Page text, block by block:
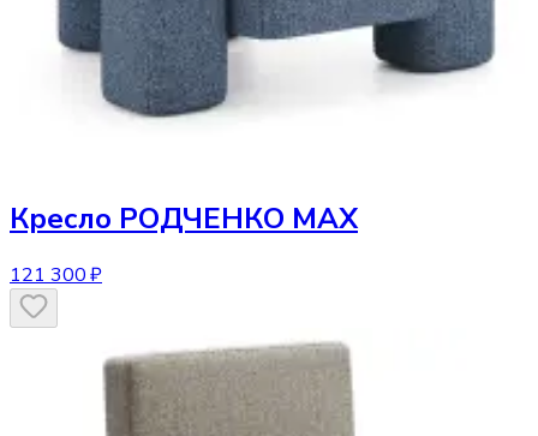
Кресло РОДЧЕНКО МАХ
121 300 ₽